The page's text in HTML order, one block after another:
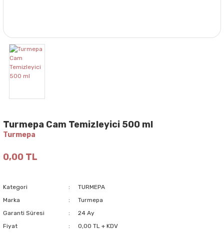
Turmepa Cam Temizleyici 500 ml
Turmepa
0,00 TL
Kategori
TURMEPA
Marka
Turmepa
Garanti Süresi
24 Ay
Fiyat
0,00 TL + KDV